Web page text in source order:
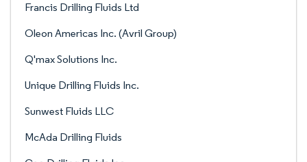
Francis Drilling Fluids Ltd
Oleon Americas Inc. (Avril Group)
Q'max Solutions Inc.
Unique Drilling Fluids Inc.
Sunwest Fluids LLC
McAda Drilling Fluids